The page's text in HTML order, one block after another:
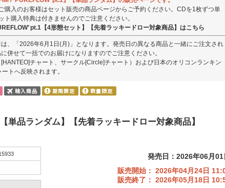
購入のお客様はセット販売の商品ページからご予約ください。CDを1枚ずつ単
ト購入特典は付きませんのでご注意ください。
pt.1【4形態セット】【先着ラッキードロー対象商品】はこちら
、「2026年6月1日(月)」となります。発売日の異なる商品と一緒にご注文され
併せて一括でのお届けになりますのでご注意ください。
チャート、サークル[Circle]チャート）および日本のオリコンランキン
トへ反映されます。
単品ランダム】【先着ラッキードロー対象商品】
発売日：2026年06月01
販売開始： 2026年04月24日
販売終了： 2026年05月18日